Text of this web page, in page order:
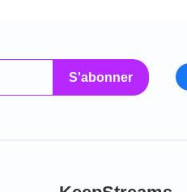
S'abonner